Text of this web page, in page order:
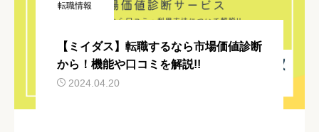
転職情報
【ミイダス】転職するなら市場価値診断
から！機能や口コミを解説!!
2024.04.20